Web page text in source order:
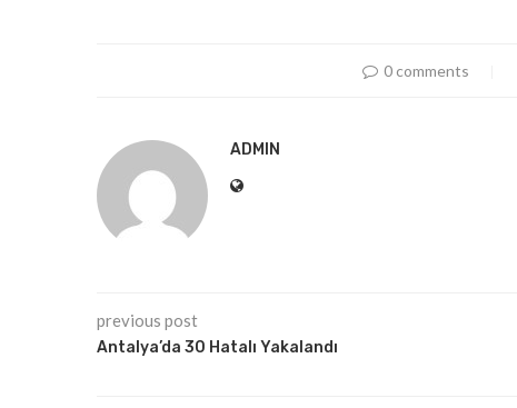
0 comments
ADMIN
previous post
Antalya’da 30 Hatalı Yakalandı